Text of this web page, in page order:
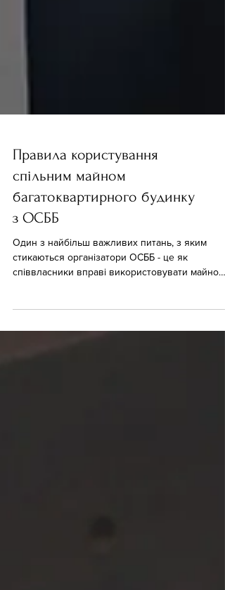
Правила користування
спільним майном
багатоквартирного будинку
з ОСББ
Один з найбільш важливих питань, з яким
стикаються організатори ОСББ - це як